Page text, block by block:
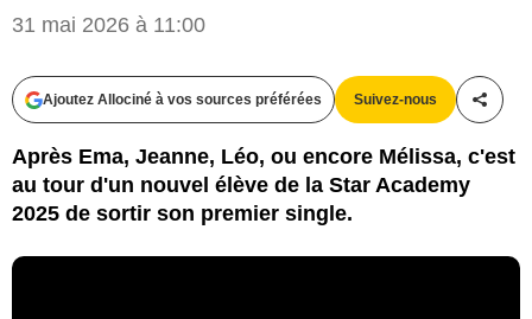
31 mai 2026 à 11:00
Ajoutez Allociné à vos sources préférées Suivez-nous
Après Ema, Jeanne, Léo, ou encore Mélissa, c'est
au tour d'un nouvel élève de la Star Academy
2025 de sortir son premier single.